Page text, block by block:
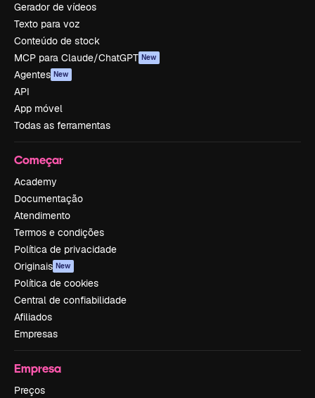
Gerador de vídeos
Texto para voz
Conteúdo de stock
MCP para Claude/ChatGPT New
Agentes New
API
App móvel
Todas as ferramentas
Começar
Academy
Documentação
Atendimento
Termos e condições
Política de privacidade
Originais New
Política de cookies
Central de confiabilidade
Afiliados
Empresas
Empresa
Preços